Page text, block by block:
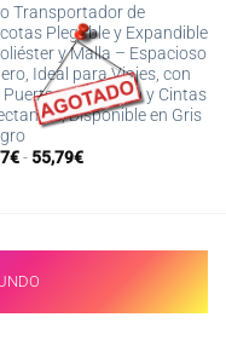
Transportador de
Plegable y Expandible
y Malla – Espacioso
Ideal para Viajes, con
Puertas de Acceso y Cintas
Disponible en Gris
€ - 55,79€Rango
55,79€